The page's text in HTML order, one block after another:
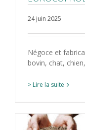
24 juin 2025
Négoce et
bovin, chat,
> Lire la suite